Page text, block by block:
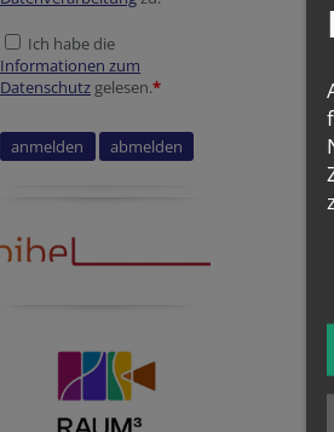
Ich habe die
Informationen zum
Datenschutz gelesen.*